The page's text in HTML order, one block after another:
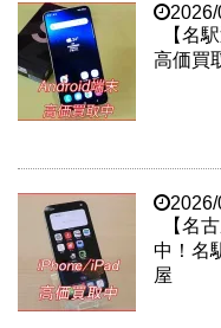
【名
高価買
【名
中！名
屋